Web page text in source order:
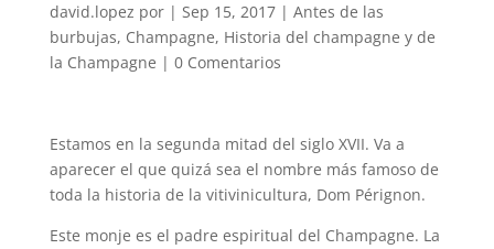
david.lopez por | Sep 15, 2017| Antes de las
burbujas, Champagne, Historia del champagne y de
la Champagne | 0 Comentarios
Estamos en la segunda mitad del siglo XVII. Va a
aparecer el que quizá sea el nombre más famoso de
toda la historia de la vitivinicultura, Dom Pérignon.
Este monje es el padre espiritual del Champagne. La